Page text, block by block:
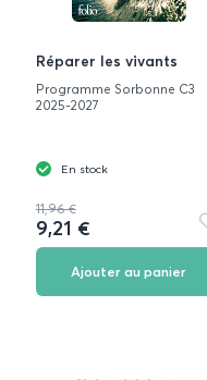
Réparer les vivants
Programme Sorbonne C3
2025-2027
En stock
11,96 €
9,21 €
Ajouter au panier